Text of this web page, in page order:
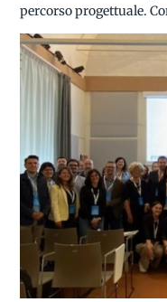
percorso progettuale.